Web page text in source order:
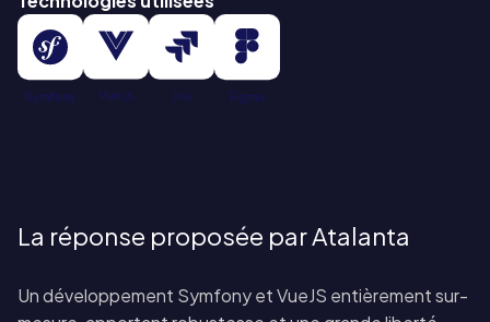
La réponse proposée par Atalanta
Un développement Symfony et VueJS entièrement sur-